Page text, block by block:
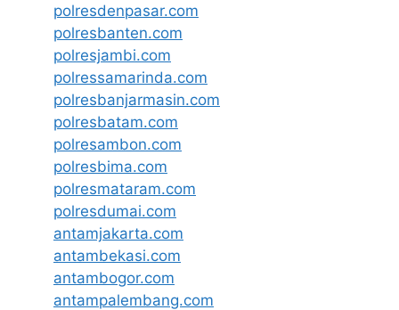
polresdenpasar.com
polresbanten.com
polresjambi.com
polressamarinda.com
polresbanjarmasin.com
polresbatam.com
polresambon.com
polresbima.com
polresmataram.com
polresdumai.com
antamjakarta.com
antambekasi.com
antambogor.com
antampalembang.com